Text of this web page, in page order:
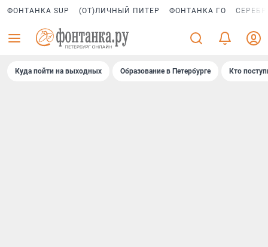
ФОНТАНКА SUP (ОТ)ЛИЧНЫЙ ПИТЕР ФОНТАНКА ГО
Куда пойти на выходных Образование в Петербурге Кто